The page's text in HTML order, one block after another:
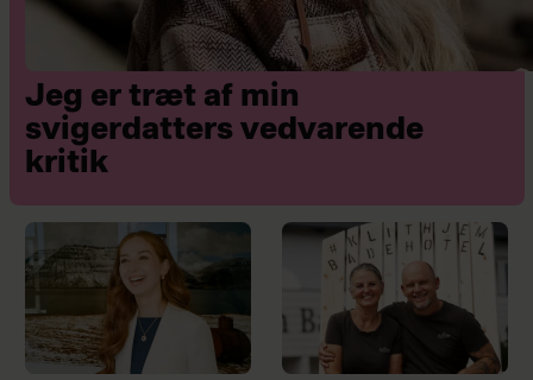
Jeg er træt af min
svigerdatters vedvarende
kritik